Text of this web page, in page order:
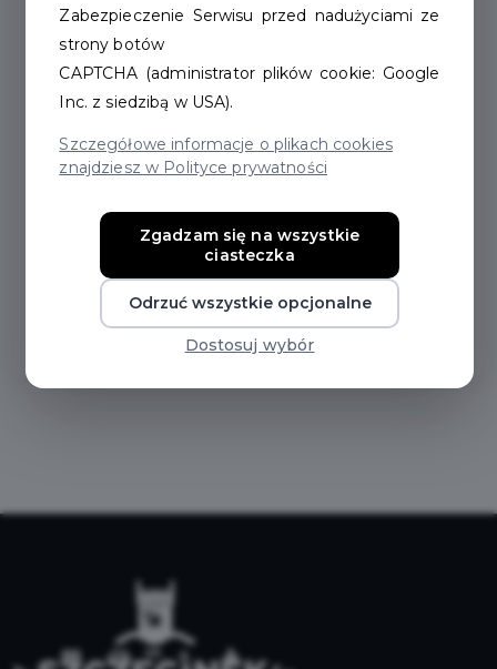
https://rowery.szczecinek.pl/
/rowermiejskiszczecinek
Daneadresowe
ul. Cieślaka 4
NAWIGUJ Z GOOGLE całodobowo
Zabezpieczenie Serwisu przed nadużyciami ze
strony botów
CAPTCHA (administrator plików cookie: Google
Inc. z siedzibą w USA).
Szczegółowe informacje o plikach cookies
znajdziesz w Polityce prywatności
Zgadzam się na wszystkie
ciasteczka
Odrzuć wszystkie opcjonalne
Dostosuj wybór